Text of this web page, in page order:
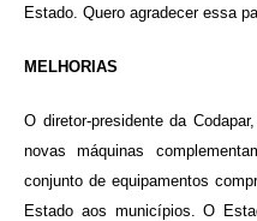
Estado. Quero agradecer essa
MELHORIAS
O diretor-presidente da
novas máquinas
conjunto de equipamentos
Estado aos municípios. O